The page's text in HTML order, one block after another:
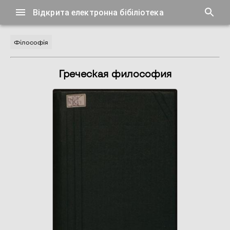
Відкрита електронна бібіліотека
Філософія
Греческая философия